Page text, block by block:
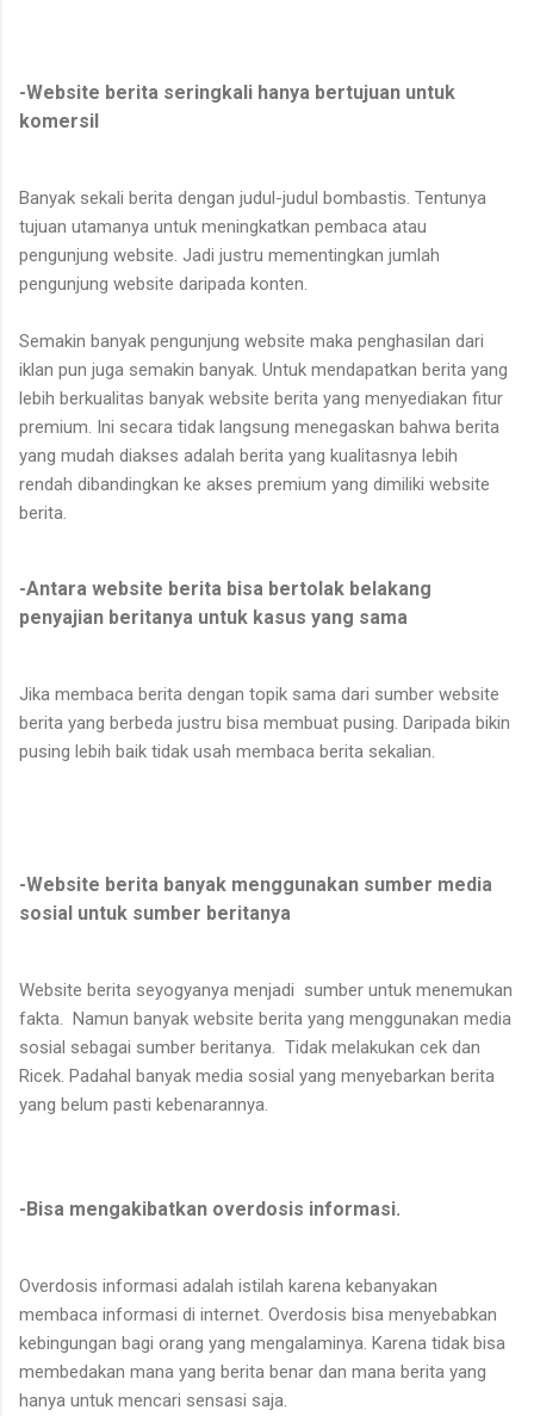
-Website berita seringkali hanya bertujuan untuk
komersil
Banyak sekali berita dengan judul-judul bombastis. Tentunya
tujuan utamanya untuk meningkatkan pembaca atau
pengunjung website. Jadi justru mementingkan jumlah
pengunjung website daripada konten.
Semakin banyak pengunjung website maka penghasilan dari
iklan pun juga semakin banyak. Untuk mendapatkan berita yang
lebih berkualitas banyak website berita yang menyediakan fitur
premium. Ini secara tidak langsung menegaskan bahwa berita
yang mudah diakses adalah berita yang kualitasnya lebih
rendah dibandingkan ke akses premium yang dimiliki website
berita.
-Antara website berita bisa bertolak belakang
penyajian beritanya untuk kasus yang sama
Jika membaca berita dengan topik sama dari sumber website
berita yang berbeda justru bisa membuat pusing. Daripada bikin
pusing lebih baik tidak usah membaca berita sekalian.
-Website berita banyak menggunakan sumber media
sosial untuk sumber beritanya
Website berita seyogyanya menjadi sumber untuk menemukan
fakta. Namun banyak website berita yang menggunakan media
sosial sebagai sumber beritanya. Tidak melakukan cek dan
Ricek. Padahal banyak media sosial yang menyebarkan berita
yang belum pasti kebenarannya.
-Bisa mengakibatkan overdosis informasi.
Overdosis informasi adalah istilah karena kebanyakan
membaca informasi di internet. Overdosis bisa menyebabkan
kebingungan bagi orang yang mengalaminya. Karena tidak bisa
membedakan mana yang berita benar dan mana berita yang
hanya untuk mencari sensasi saja.